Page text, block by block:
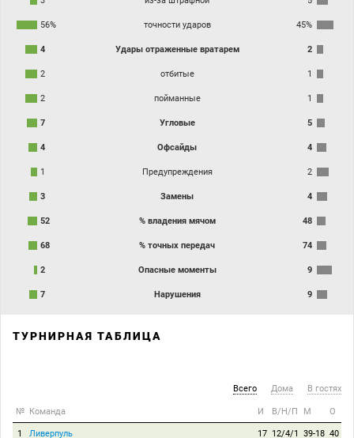
56% точности ударов 45%
4 Удары отраженные вратарем 2
2 отбитые 1
2 пойманные 1
7 Угловые 5
4 Офсайды 4
1 Предупреждения 2
3 Замены 4
52 % владения мячом 48
68 % точных передач 74
2 Опасные моменты 9
7 Нарушения 9
ТУРНИРНАЯ ТАБЛИЦА
Всего Дома В гостях
№ Команда И В/Н/П М О
1 Ливерпуль 17 12/4/1 39-18 40